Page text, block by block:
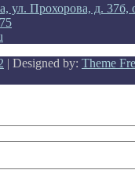
ул. Прохорова, д. 37б,
| Designed by: Theme